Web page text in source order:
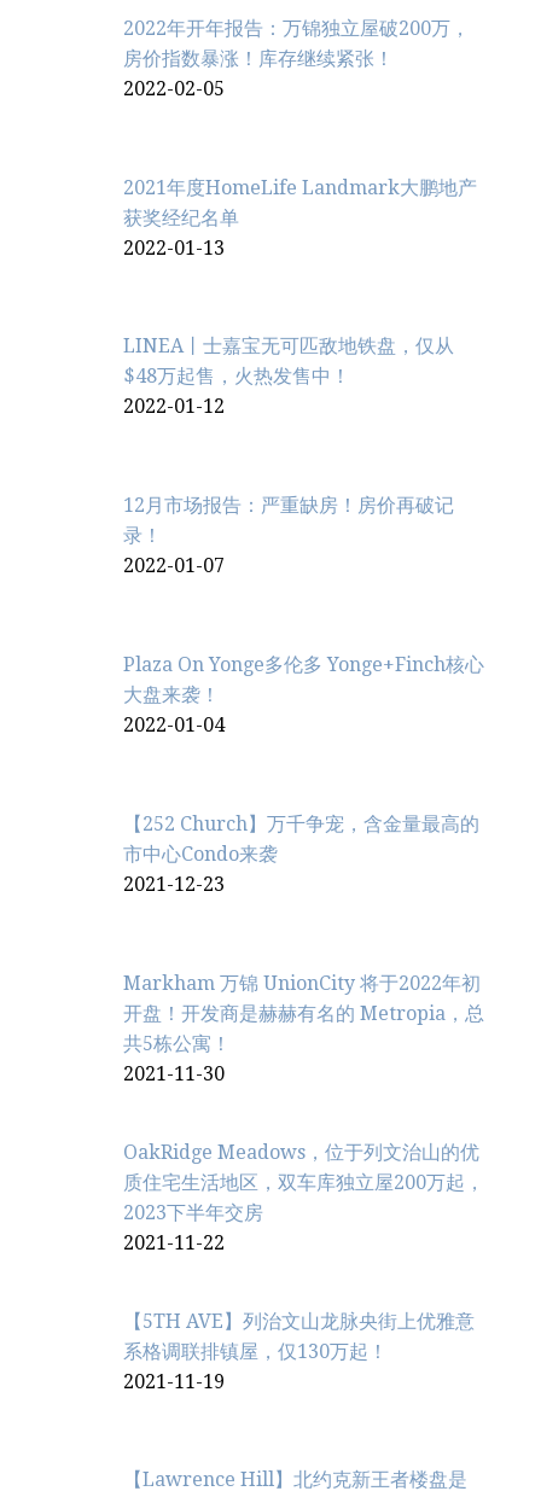
2022年开年报告：万锦独立屋破200万，
房价指数暴涨！库存继续紧张！
2022-02-05
2021年度HomeLife Landmark大鹏地产
获奖经纪名单
2022-01-13
LINEA丨士嘉宝无可匹敌地铁盘，仅从
$48万起售，火热发售中！
2022-01-12
12月市场报告：严重缺房！房价再破记
录！
2022-01-07
Plaza On Yonge多伦多 Yonge+Finch核心
大盘来袭！
2022-01-04
【252 Church】万千争宠，含金量最高的
市中心Condo来袭
2021-12-23
Markham 万锦 UnionCity 将于2022年初
开盘！开发商是赫赫有名的 Metropia，总
共5栋公寓！
2021-11-30
OakRidge Meadows，位于列文治‬山的优
质住宅生活地区，双车库独立屋200万起，
2023下半年交房
2021-11-22
【5TH AVE】列治文山龙脉央街上优雅意
系格调联排镇屋，仅130万起！
2021-11-19
【Lawrence Hill】北约克新王者楼盘是